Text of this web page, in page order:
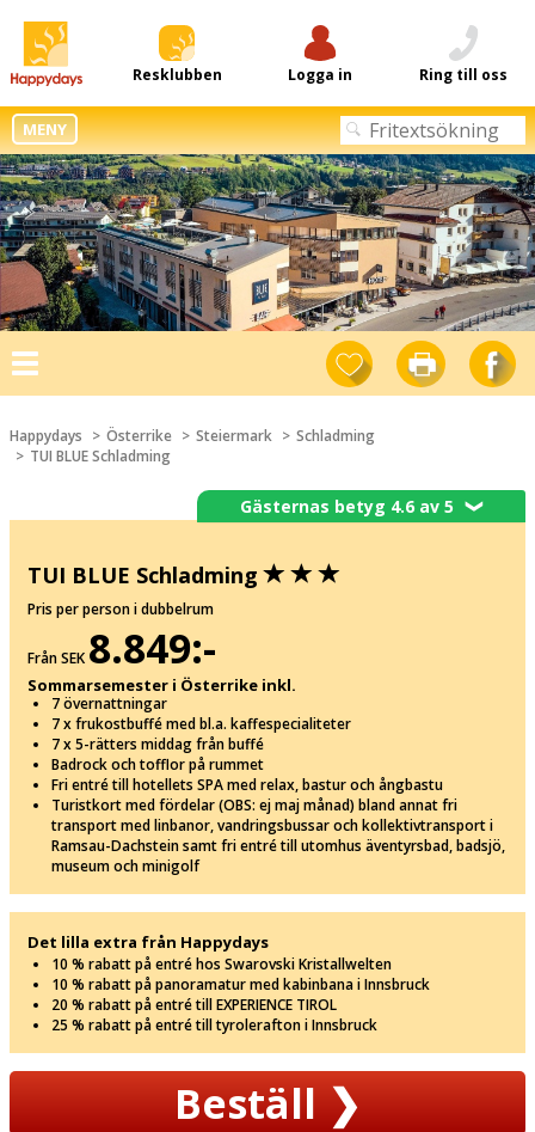
Resklubben Logga in Ring till oss
MENY
Toggle
navigation
Happydays Österrike Steiermark
Schladming
TUI BLUE Schladming
Gästernas betyg 4.6 av 5❯
TUI BLUE Schladming
Pris per person i dubbelrum
Från SEK 8.849:-
Sommarsemester i Österrike inkl.
7 övernattningar
7 x frukostbuffé med bl.a. kaffespecialiteter
7 x 5-rätters middag från buffé
Badrock och tofflor på rummet
Fri entré till hotellets SPA med relax, bastur och ångbastu
Turistkort med fördelar (OBS: ej maj månad) bland annat fri
transport med linbanor, vandringsbussar och kollektivtransport i
Ramsau-Dachstein samt fri entré till utomhus äventyrsbad, badsjö,
museum och minigolf
Det lilla extra från Happydays
10 % rabatt på entré hos Swarovski Kristallwelten
10 % rabatt på panoramatur med kabinbana i Innsbruck
20 % rabatt på entré till EXPERIENCE TIROL
25 % rabatt på entré till tyrolerafton i Innsbruck
Beställ❯